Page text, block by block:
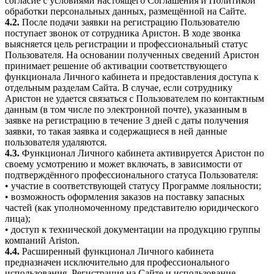
обработки персональных данных, размещённой на Сайте.
4.2. После подачи заявки на регистрацию Пользователю
поступает звонок от сотрудника Аристон. В ходе звонка
выясняется цель регистрации и профессиональный статус
Пользователя. На основании полученных сведений Аристон
принимает решение об активации соответствующего
функционала Личного кабинета и предоставления доступа к
отдельным разделам Сайта. В случае, если сотруднику
Аристон не удается связаться с Пользователем по контактным
данным (в том числе по электронной почте), указанным в
заявке на регистрацию в течение 3 дней с даты получения
заявки, то такая заявка и содержащиеся в ней данные
пользователя удаляются.
4.3. Функционал Личного кабинета активируется Аристон по
своему усмотрению и может включать, в зависимости от
подтверждённого профессионального статуса Пользователя:
• участие в соответствующей статусу Программе лояльности;
• возможность оформления заказов на поставку запасных
частей (как уполномоченному представителю юридического
лица);
• доступ к технической документации на продукцию группы
компаний Ariston.
4.4. Расширенный функционал Личного кабинета
предназначен исключительно для профессионального